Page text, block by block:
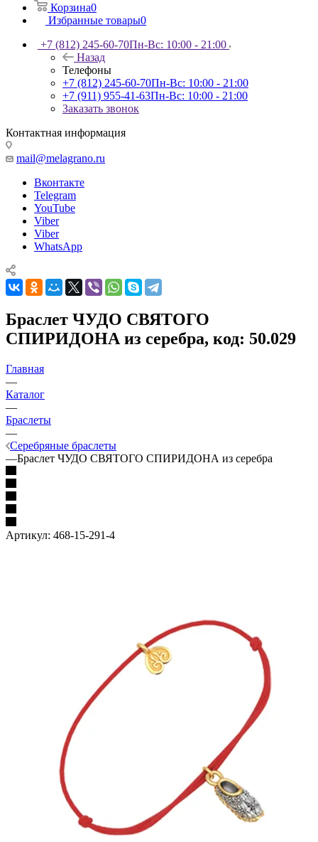
Корзина0
Избранные товары0
+7 (812) 245-60-70Пн-Вс: 10:00 - 21:00
Назад
Телефоны
+7 (812) 245-60-70Пн-Вс: 10:00 - 21:00
+7 (911) 955-41-63Пн-Вс: 10:00 - 21:00
Заказать звонок
Контактная информация
mail@melagrano.ru
Вконтакте
Telegram
YouTube
Viber
Viber
WhatsApp
Браслет ЧУДО СВЯТОГО
СПИРИДОНА из серебра, код: 50.029
Главная
—
Каталог
—
Браслеты
—
Серебряные браслеты
—Браслет ЧУДО СВЯТОГО СПИРИДОНА из серебра
Артикул: 468-15-291-4